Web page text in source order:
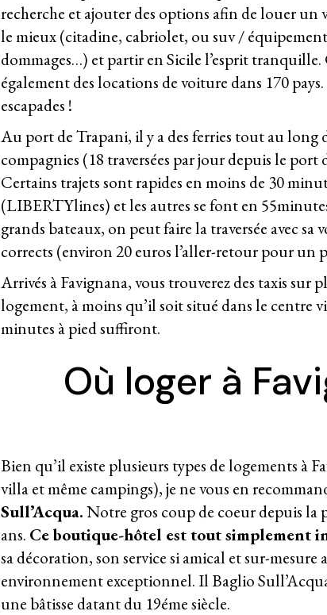
recherche et ajouter des options afin de louer un
le mieux (citadine, cabriolet, ou suv /
dommages…) et partir en Sicile l’esprit
également des locations de voiture dans 170
escapades !
Au port de Trapani, il y a des ferries tout au long
compagnies (18 traversées par jour depuis le port
Certains trajets sont rapides en moins de 30
(LIBERTYlines) et les autres se font en
grands bateaux, on peut faire la traversée avec sa
corrects (environ 20 euros l’aller-retour pour un
Arrivés à Favignana, vous trouverez des taxis sur
logement, à moins qu’il soit situé dans le centre
minutes à pied suffiront.
Où loger à
Bien qu’il existe plusieurs types de logements à
villa et même campings), je ne vous en
Sull’Acqua.Notre gros coup de coeur depuis la
ans. Ce boutique-hôtel est tout simplement
sa décoration, son service si amical et sur-mesure
environnement exceptionnel. Il Baglio
une bâtisse datant du 19éme siècle.